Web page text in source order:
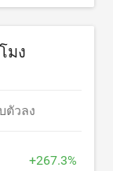
มง
ตัวลง
+267.3%